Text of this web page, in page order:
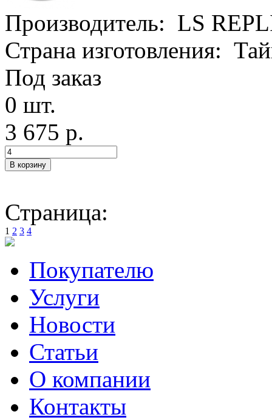
Производитель: LS
Страна изготовления:
Под заказ
0 шт.
3 675 р.
Страница:
1 2 3 4
Покупателю
Услуги
Новости
Статьи
О компании
Контакты